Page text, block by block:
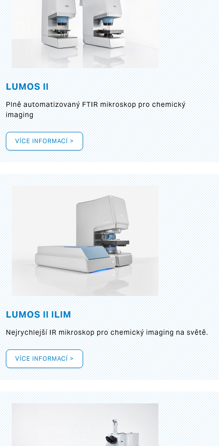
LUMOS II
Plně automatizovaný FTIR mikroskop pro chemický
imaging
VÍCE INFORMACÍ >
LUMOS II ILIM
Nejrychlejší IR mikroskop pro chemický imaging na světě.
VÍCE INFORMACÍ >